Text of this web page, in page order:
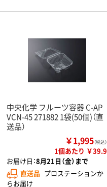
中央化学 フルーツ容器 C-AP
VCN-45 271882 1袋(50個)（直
送品）
￥1,995（税込）
1個あたり ￥39.9
お届け日：8月21日（金）まで
直送品 プロステーションか
らお届け